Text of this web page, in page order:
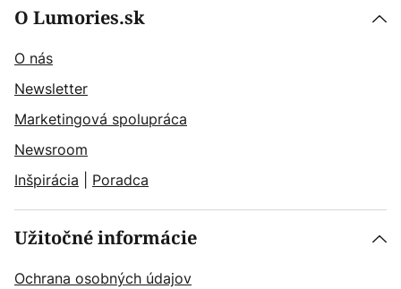
O Lumories.sk
O nás
Newsletter
Marketingová spolupráca
Newsroom
Inšpirácia
Poradca
Užitočné informácie
Ochrana osobných údajov